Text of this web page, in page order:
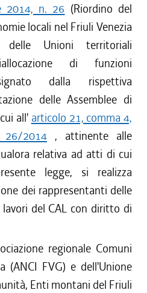
2014, n. 26 (Riordino del
locali nel Friuli Venezia
delle Unioni territoriali
di funzioni
dalla rispettiva
delle Assemblee di
all' articolo 21, comma 4,
26/2014 , attinente alle
relativa ad atti di cui
legge, si realizza
dei rappresentanti delle
del CAL con diritto di
regionale Comuni
(ANCI FVG) e dell'Unione
Enti montani del Friuli